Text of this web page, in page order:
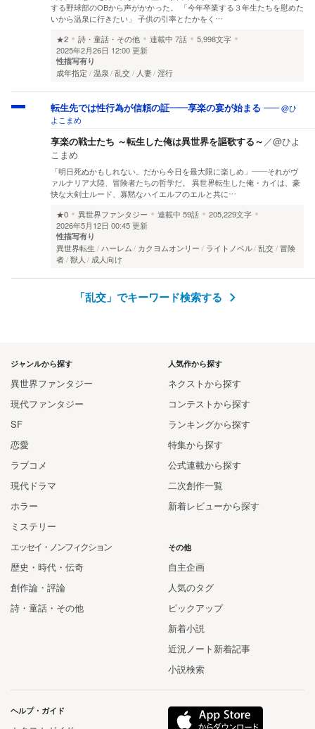
する野球部のOBから声がかかった。 「今年卒業する３年生たちを慰めた
いから温泉に行きたい」 子供の引率とたかをく…
★2
詩・童話・その他 連載中 7話
5,998文字
2025年2月26日 12:00 更新
性描写有り
成年指定 温泉 乱交 人妻 淫行
転生先では性行為が信頼の証——享楽の宴が始まる
@ひ
よこまめ
享楽の戦士たち ～転生した俺は異世界を謳歌する～ ／@ひよ
こまめ
「明日死ぬかもしれない。だから今日を最大限に楽しめ」——それがヴ
ァルナリア大陸、冒険者たちの哲学だ。 異世界転生した俺・カイは、豪
快な大剣士ルード、寡黙なハイエルフのエルと共に…
★0
異世界ファンタジー 連載中 59話
205,229文字
2026年5月12日 00:45 更新
性描写有り
異世界転生 ハーレム カクヨムオンリー ライトノベル 乱交
冒険
者 獣人 成人向け
「乱交」でキーワード検索する
人気作から探す
ネクストから探す
コンテストから探す
ランキングから探す
特集から探す
公式連載から探す
二次創作一覧
新着レビューから探す
ジャンルから探す
異世界ファンタジー
現代ファンタジー
SF
恋愛
ラブコメ
現代ドラマ
ホラー
ミステリー
エッセイ・ノンフィクション
歴史・時代・伝奇
創作論・評論
詩・童話・その他
その他
自主企画
人気のタグ
ピックアップ
新着小説
近況ノート新着記事
小説検索
ヘルプ・ガイド